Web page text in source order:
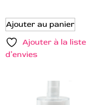
Ajouter au panier
Ajouter à la liste
d’envies